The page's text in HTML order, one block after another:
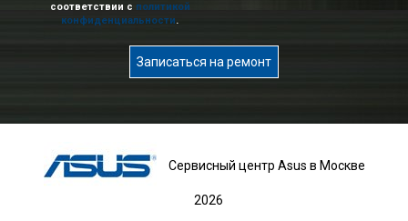
соответствии с политикой
конфиденциальности.
Записаться на ремонт
Сервисный центр Asus в Москве
2026